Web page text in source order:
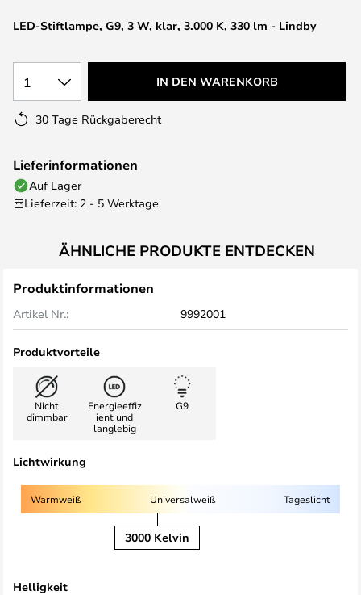
LED-Stiftlampe, G9, 3 W, klar, 3.000 K, 330 lm - Lindby
1 IN DEN WARENKORB
30 Tage Rückgaberecht
Lieferinformationen
Auf Lager
Lieferzeit: 2 - 5 Werktage
ÄHNLICHE PRODUKTE ENTDECKEN
Produktinformationen
Artikel Nr.: 9992001
Produktvorteile
Nicht
dimmbar
Energieeffiz
ient und
langlebig
G9
Lichtwirkung
Warmweiß Universalweiß Tageslicht
3000 Kelvin
Helligkeit